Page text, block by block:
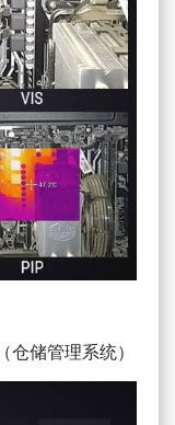
储管理系统）